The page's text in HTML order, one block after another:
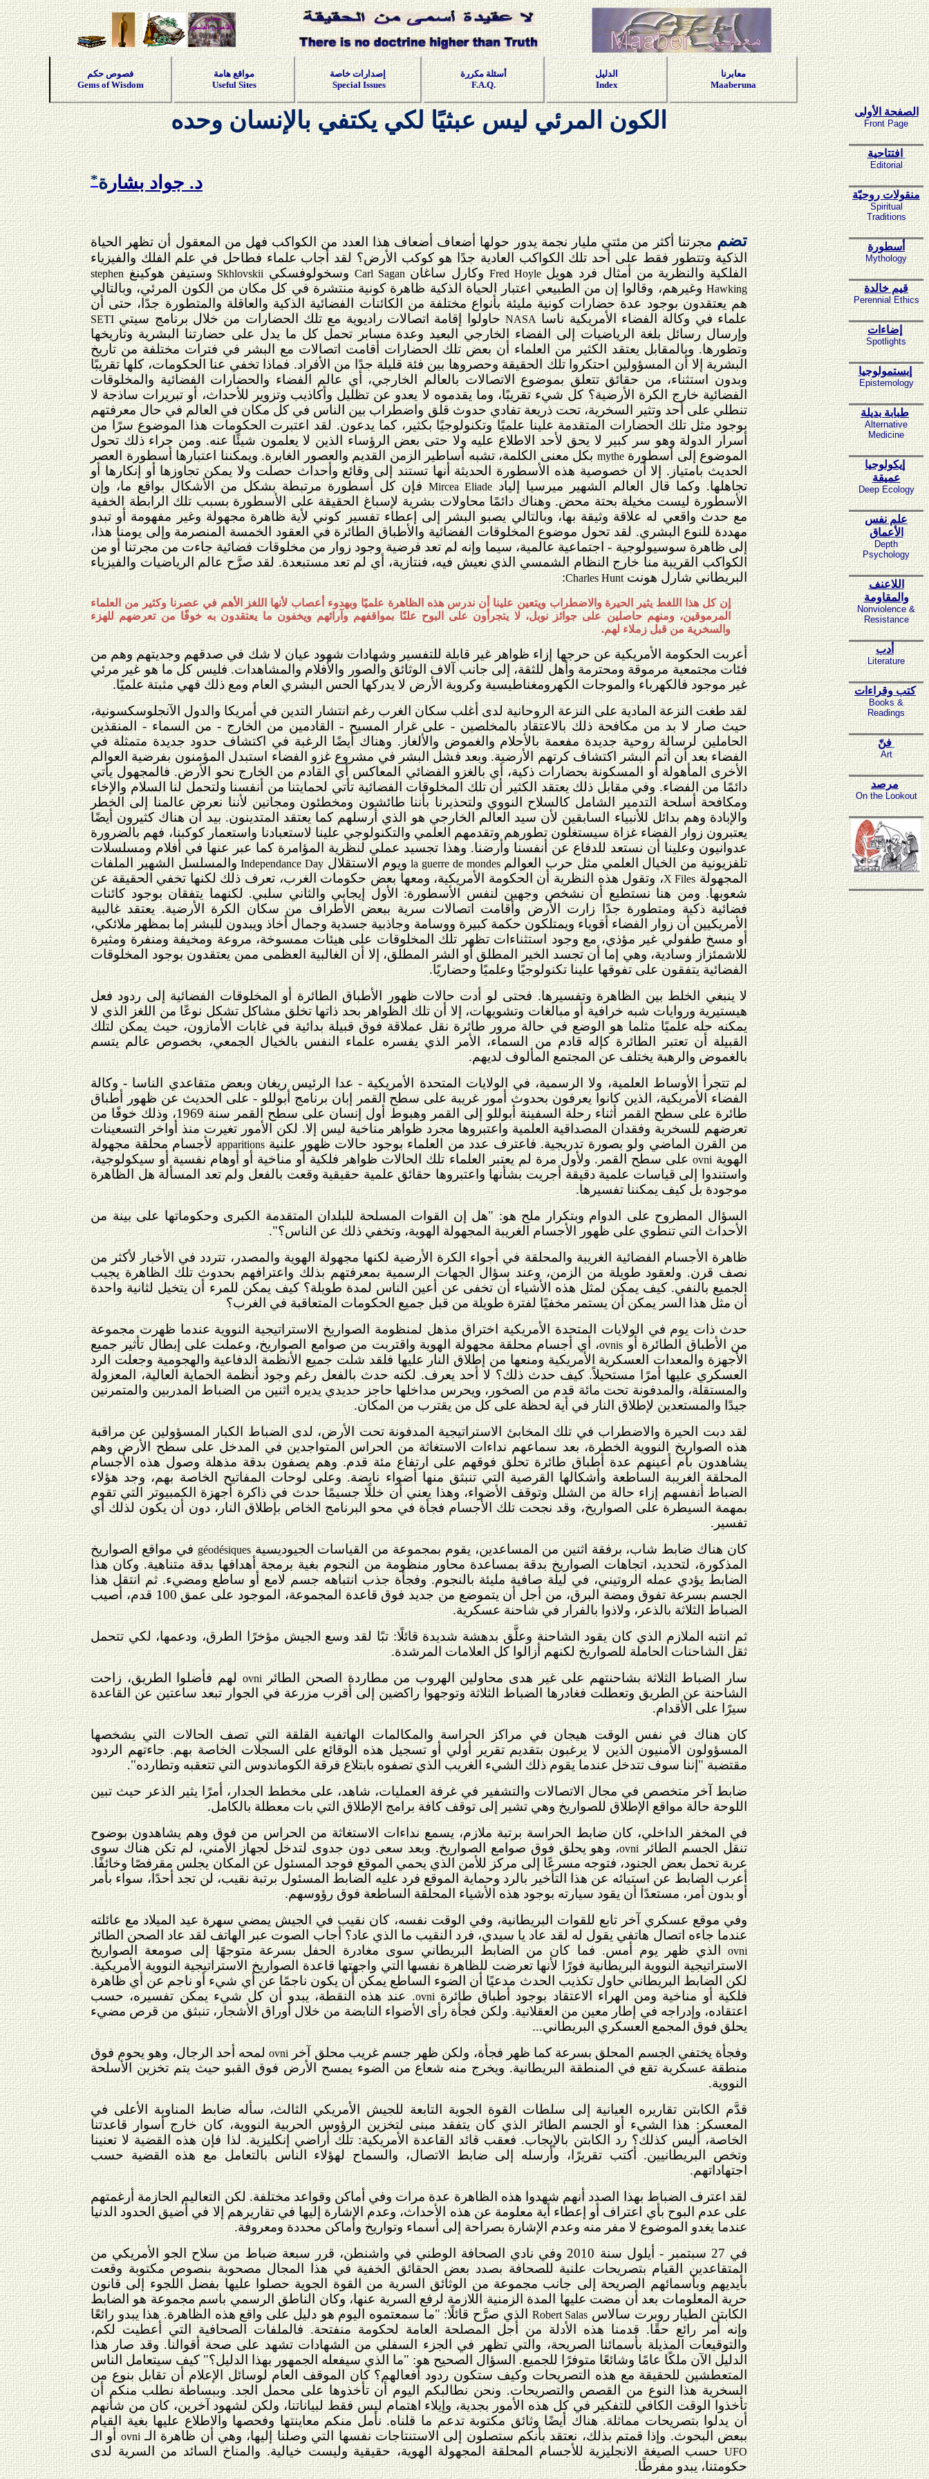
فصوص حكم
Gems of Wisdom
مواقع هامة
Useful Sites
إصدارات خاصة
Special Issues
أسئلة مكررة
F.A.Q.
الدليل
Index
معابرنا
Maaberuna
الكون المرئي ليس عبثيًا لكي يكتفي بالإنسان وحده
د. جواد بشارة*
تضم مجرتنا أكثر من مئتي مليار نجمة يدور حولها أضعاف أضعاف هذا العدد من الكواكب فهل من المعقول أن تظهر الحياة
الذكية وتتطور فقط على أحد تلك الكواكب العادية جدًا هو كوكب الأرض؟ لقد أجاب علماء فطاحل في علم الفلك والفيزياء
الفلكية والنظرية من أمثال فرد هويلFred Hoyle وكارل ساغانCarl Sagan وسخولوفسكيSkhlovskii وستيفن هوكينغstephen
Hawking وغيرهم، وقالوا إن من الطبيعي اعتبار الحياة الذكية ظاهرة كونية منتشرة في كل مكان من الكون المرئي، وبالتالي
هم يعتقدون بوجود عدة حضارات كونية مليئة بأنواع مختلفة من الكائنات الفضائية الذكية والعاقلة والمتطورة جدًا، حتى أن
علماء في وكالة الفضاء الأمريكية ناساNASAحاولوا إقامة اتصالات راديوية مع تلك الحضارات من خلال برنامج سيتيSETI
وإرسال رسائل بلغة الرياضيات إلى الفضاء الخارجي البعيد وعدة مسابر تحمل كل ما يدل على حضارتنا البشرية وتاريخها
وتطورها. وبالمقابل يعتقد الكثير من العلماء أن بعض تلك الحضارات أقامت اتصالات مع البشر في فترات مختلفة من تاريخ
البشرية إلا أن المسؤولين احتكروا تلك الحقيقة وحصروها بين فئة قليلة جدًا من الأفراد. فماذا تخفي عنا الحكومات، كلها تقريبًا
وبدون استثناء، من حقائق تتعلق بموضوع الاتصالات بالعالم الخارجي، أي عالم الفضاء والحضارات الفضائية والمخلوقات
الفضائية خارج الكرة الأرضية؟ كل شيء تقريبًا، وما يقدموه لا يعدو عن تظليل وأكاذيب وتزوير للأحداث، أو تبريرات ساذجة لا
تنطلي على أحد وتثير السخرية، تحت ذريعة تفادي حدوث قلق واضطراب بين الناس في كل مكان في العالم في حال معرفتهم
بوجود مثل تلك الحضارات المتقدمة علينا علميًا وتكنولوجيًا بكثير، كما يدعون. لقد اعتبرت الحكومات هذا الموضوع سرًا من
أسرار الدولة وهو سر كبير لا يحق لأحد الاطلاع عليه ولا حتى بعض الرؤساء الذين لا يعلمون شيئًا عنه. ومن جراء ذلك تحول
الموضوع إلى أسطورةmytheبكل معنى الكلمة، تشبه أساطير الزمن القديم والعصور الغابرة. ويمكننا اعتبارها أسطورة العصر
الحديث بامتياز. إلا أن خصوصية هذه الأسطورة الحديثة أنها تستند إلى وقائع وأحداث حصلت ولا يمكن تجاوزها أو إنكارها أو
تجاهلها. وكما قال العالم الشهير ميرسيا إليادMircea Eliadeفإن كل أسطورة مرتبطة بشكل من الأشكال بواقع ما، وإن
الأسطورة ليست مخيلة بحتة محض. وهناك دائمًا محاولات بشرية لإسباغ الحقيقة على الأسطورة بسبب تلك الرابطة الخفية
مع حدث واقعي له علاقة وثيقة بها، وبالتالي يصبو البشر إلى إعطاء تفسير كوني لأية ظاهرة مجهولة وغير مفهومة أو تبدو
مهددة للنوع البشري. لقد تحول موضوع المخلوقات الفضائية والأطباق الطائرة في العقود الخمسة المنصرمة وإلى يومنا هذا،
إلى ظاهرة سوسيولوجية - اجتماعية عالمية، سيما وإنه لم تعد فرضية وجود زوار من مخلوقات فضائية جاءت من مجرتنا أو من
الكواكب القريبة منا خارج النظام الشمسي الذي نعيش فيه، فنتازية، أي لم تعد مستبعدة. لقد صرَّح عالم الرياضيات والفيزياء
البريطاني شارل هونتCharles Hunt
:
إن كل هذا اللغط يثير الحيرة والاضطراب ويتعين علينا أن ندرس هذه الظاهرة علميًا وبهدوء أعصاب لأنها اللغز الأهم في عصرنا وكثير من العلماء
المرموقين، ومنهم حاصلين على جوائز نوبل، لا يتجرأون على البوح علنًا بمواقفهم وآرائهم ويخفون ما يعتقدون به خوفًا من تعرضهم للهزء
والسخرية من قبل زملاء لهم.
أعربت الحكومة الأمريكية عن حرجها إزاء ظواهر غير قابلة للتفسير وشهادات شهود عيان لا شك في صدقهم وجديتهم وهم من
فئات مجتمعية مرموقة ومحترمة وأهل للثقة، إلى جانب آلاف الوثائق والصور والأفلام والمشاهدات. فليس كل ما هو غير مرئي
غير موجود فالكهرباء والموجات الكهرومغناطيسية وكروية الأرض لا يدركها الحس البشري العام ومع ذلك فهي مثبتة علميًا.
لقد طغت النزعة المادية على النزعة الروحانية لدى أغلب سكان الغرب رغم انتشار التدين في أمريكا والدول الآنجلوسكسونية،
حيث صار لا بد من مكافحة ذلك بالاعتقاد بالمخلصين - على غرار المسيح - القادمين من الخارج - من السماء - المنقذين
الحاملين لرسالة روحية جديدة مفعمة بالأحلام والغموض والألغاز. وهناك أيضًا الرغبة في اكتشاف حدود جديدة متمثلة في
الفضاء بعد أن أتم البشر اكتشاف كرتهم الأرضية. وبعد فشل البشر في مشروع غزو الفضاء استبدل المؤمنون بفرضية العوالم
الأخرى المأهولة أو المسكونة بحضارات ذكية، أي بالغزو الفضائي المعاكس أي القادم من الخارج نحو الأرض. فالمجهول يأتي
دائمًا من الفضاء. وفي مقابل ذلك يعتقد الكثير أن تلك المخلوقات الفضائية تأتي لحمايتنا من أنفسنا ولتحمل لنا السلام والإخاء
ومكافحة أسلحة التدمير الشامل كالسلاح النووي ولتحذيرنا بأننا طائشون ومخطئون ومجانين لأننا نعرض عالمنا إلى الخطر
والإبادة وهم بدائل للأنبياء السابقين لأن سيد العالم الخارجي هو الذي أرسلهم كما يعتقد المتدينون. بيد أن هناك كثيرون أيضًا
يعتبرون زوار الفضاء غزاة سيستغلون تطورهم وتقدمهم العلمي والتكنولوجي علينا لاستعبادنا واستعمار كوكبنا، فهم بالضرورة
عدوانيون وعلينا أن نستعد للدفاع عن أنفسنا وأرضنا. وهذا تجسيد عملي لنظرية المؤامرة كما عبر عنها في أفلام ومسلسلات
تلفزيونية من الخيال العلمي مثل حرب العوالمla guerre de mondes ويوم الاستقلالIndependance Day والمسلسل الشهير الملفات
المجهولةX Files، وتقول هذه النظرية أن الحكومة الأمريكية، ومعها بعض حكومات الغرب، تعرف ذلك لكنها تخفي الحقيقة عن
شعوبها. ومن هنا نستطيع أن نشخص وجهين لنفس الأسطورة: الأول إيجابي والثاني سلبي. لكنهما يتفقان بوجود كائنات
فضائية ذكية ومتطورة جدًا زارت الأرض وأقامت اتصالات سرية ببعض الأطراف من سكان الكرة الأرضية. يعتقد غالبية
الأمريكيين أن زوار الفضاء أقوياء ويمتلكون حكمة كبيرة ووسامة وجاذبية جسدية وجمال أخاذ ويبدون للبشر إما بمظهر ملائكي،
أو مسخ طفولي غير مؤذي، مع وجود استثناءات تظهر تلك المخلوقات على هيئات ممسوخة، مروعة ومخيفة ومنفرة ومثيرة
للاشمئزاز وسادية، وهي إما أن تجسد الخير المطلق أو الشر المطلق، إلا أن الغالبية العظمى ممن يعتقدون بوجود المخلوقات
الفضائية يتفقون على تفوقها علينا تكنولوجيًا وعلميًا وحضاريًا.
لا ينبغي الخلط بين الظاهرة وتفسيرها. فحتى لو أدت حالات ظهور الأطباق الطائرة أو المخلوقات الفضائية إلى ردود فعل
هيستيرية وروايات شبه خرافية أو مبالغات وتشويهات، إلا أن تلك الظواهر بحد ذاتها تخلق مشاكل تشكل نوعًا من اللغز الذي لا
يمكنه حله علميًا مثلما هو الوضع في حالة مرور طائرة نقل عملاقة فوق قبيلة بدائية في غابات الأمازون، حيث يمكن لتلك
القبيلة أن تعتبر الطائرة كإله قادم من السماء، الأمر الذي يفسره علماء النفس بالخيال الجمعي، بخصوص عالم يتسم
بالغموض والرهبة يختلف عن المجتمع المألوف لديهم.
لم تتجرأ الأوساط العلمية، ولا الرسمية، في الولايات المتحدة الأمريكية - عدا الرئيس ريغان وبعض متقاعدي الناسا - وكالة
الفضاء الأمريكية، الذين كانوا يعرفون بحدوث أمور غريبة على سطح القمر إبان برنامج أبوللو - على الحديث عن ظهور أطباق
طائرة على سطح القمر أثناء رحلة السفينة أبوللو إلى القمر وهبوط أول إنسان على سطح القمر سنة 1969، وذلك خوفًا من
تعرضهم للسخرية وفقدان المصداقية العلمية واعتبروها مجرد ظواهر مناخية ليس إلا. لكن الأمور تغيرت منذ أواخر التسعينات
من القرن الماضي ولو بصورة تدريجية. فاعترف عدد من العلماء بوجود حالات ظهور علنيةapparitionsلأجسام محلقة مجهولة
الهويةovniعلى سطح القمر. ولأول مرة لم يعتبر العلماء تلك الحالات ظواهر فلكية أو مناخية أو أوهام نفسية أو سيكولوجية،
واستندوا إلى قياسات علمية دقيقة أجريت بشأنها واعتبروها حقائق علمية حقيقية وقعت بالفعل ولم تعد المسألة هل الظاهرة
موجودة بل كيف يمكننا تفسيرها.
السؤال المطروح على الدوام وبتكرار ملح هو: "هل إن القوات المسلحة للبلدان المتقدمة الكبرى وحكوماتها على بينة من
الأحداث التي تنطوي على ظهور الأجسام الغريبة المجهولة الهوية، وتخفي ذلك عن الناس؟".
ظاهرة الأجسام الفضائية الغريبة والمحلقة في أجواء الكرة الأرضية لكنها مجهولة الهوية والمصدر، تتردد في الأخبار لأكثر من
نصف قرن. ولعقود طويلة من الزمن، وعند سؤال الجهات الرسمية بمعرفتهم بذلك واعترافهم بحدوث تلك الظاهرة يجيب
الجميع بالنفي. كيف يمكن لمثل هذه الأشياء أن تخفى عن أعين الناس لمدة طويلة؟ كيف يمكن للمرء أن يتخيل لثانية واحدة
أن مثل هذا السر يمكن أن يستمر مخفيًا لفترة طويلة من قبل جميع الحكومات المتعاقبة في الغرب؟
حدث ذات يوم في الولايات المتحدة الأمريكية اختراق مذهل لمنظومة الصواريخ الاستراتيجية النووية عندما ظهرت مجموعة
من الأطباق الطائرة أوovnis، أي أجسام محلقة مجهولة الهوية واقتربت من صوامع الصواريخ، وعملت على إبطال تأثير جميع
الأجهزة والمعدات العسكرية الأمريكية ومنعها من إطلاق النار عليها فلقد شلت جميع الأنظمة الدفاعية والهجومية وجعلت الرد
العسكري عليها أمرًا مستحيلاً. كيف حدث ذلك؟ لا أحد يعرف. لكنه حدث بالفعل رغم وجود أنظمة الحماية العالية، المعزولة
والمستقلة، والمدفونة تحت مائة قدم من الصخور، ويحرس مداخلها حاجز حديدي يديره اثنين من الضباط المدربين والمتمرنين
جيدًا والمستعدين لإطلاق النار في أية لحظة على كل من يقترب من المكان.
لقد دبت الحيرة والاضطراب في تلك المخابئ الاستراتيجية المدفونة تحت الأرض، لدى الضباط الكبار المسؤولين عن مراقبة
هذه الصواريخ النووية الخطرة، بعد سماعهم نداءات الاستغاثة من الحراس المتواجدين في المدخل على سطح الأرض وهم
يشاهدون بأم أعينهم عدة أطباق طائرة تحلق فوقهم على ارتفاع مئة قدم. وهم يصفون بدقة مذهلة وصول هذه الأجسام
المحلقة الغريبة الساطعة وأشكالها القرصية التي تنبثق منها أضواء نابضة. وعلى لوحات المفاتيح الخاصة بهم، وجد هؤلاء
الضباط أنفسهم إزاء حالة من الشلل وتوقف الأضواء، وهذا يعني أن خللًا جسيمًا حدث في ذاكرة أجهزة الكمبيوتر التي تقوم
بمهمة السيطرة على الصواريخ، وقد نجحت تلك الأجسام فجأة في محو البرنامج الخاص بإطلاق النار، دون أن يكون لذلك أي
تفسير.
كان هناك ضابط شاب، برفقة اثنين من المساعدين، يقوم بمجموعة من القياسات الجيوديسيةgéodésiques في مواقع الصواريخ
المذكورة، لتحديد، اتجاهات الصواريخ بدقة بمساعدة محاور منظومة من النجوم بغية برمجة أهدافها بدقة متناهية. وكان هذا
الضابط يؤدي عمله الروتيني، في ليلة صافية مليئة بالنجوم. وفجأة جذب انتباهه جسم لامع أو ساطع ومضيء. ثم انتقل هذا
الجسم بسرعة تفوق ومضة البرق، من أجل أن يتموضع من جديد فوق قاعدة المجموعة، الموجود على عمق 100 قدم، أصيب
الضباط الثلاثة بالذعر، ولاذوا بالفرار في شاحنة عسكرية.
ثم انتبه الملازم الذي كان يقود الشاحنة وعلَّق بدهشة شديدة قائلًا: تبًا لقد وسع الجيش مؤخرًا الطرق، ودعمها، لكي تتحمل
ثقل الشاحنات الحاملة للصواريخ لكنهم أزالوا كل العلامات المرشدة.
سار الضباط الثلاثة بشاحنتهم على غير هدى محاولين الهروب من مطاردة الصحن الطائرovniلهم فأضلوا الطريق، زاحت
الشاحنة عن الطريق وتعطلت فغادرها الضباط الثلاثة وتوجهوا راكضين إلى أقرب مزرعة في الجوار تبعد ساعتين عن القاعدة
سيرًا على الأقدام.
كان هناك في نفس الوقت هيجان في مراكز الحراسة والمكالمات الهاتفية القلقة التي تصف الحالات التي يشخصها
المسؤولون الأمنيون الذين لا يرغبون بتقديم تقرير أولي أو تسجيل هذه الوقائع على السجلات الخاصة بهم. جاءتهم الردود
مقتضبة "إننا سوف تتدخل عندما يقوم ذلك الشيء الغريب الذي تصفوه بابتلاع فرقة الكوماندوس التي تتعقبه وتطارده".
ضابط آخر متخصص في مجال الاتصالات والتشفير في غرفة العمليات، شاهد، على مخطط الجدار، أمرًا يثير الذعر حيث تبين
اللوحة حالة مواقع الإطلاق للصواريخ وهي تشير إلى توقف كافة برامج الإطلاق التي بات معطلة بالكامل.
في المخفر الداخلي، كان ضابط الحراسة برتبة ملازم، يسمع نداءات الاستغاثة من الحراس من فوق وهم يشاهدون بوضوح
تنقل الجسم الطائرovni، وهو يحلق فوق صوامع الصواريخ. وبعد سعى دون جدوى لتدخل لجهاز الأمني، لم تكن هناك سوى
عربة تحمل بعض الجنود، فتوجه مسرعًا إلى مركز للأمن الذي يحمي الموقع فوجد المسئول عن المكان يجلس مقرفصًا وخائفًا.
أعرب الضابط عن استيائه عن هذا التأخير بالرد وحماية الموقع فرد عليه الضابط المسئول برتبة نقيب، لن تجد أحدًا، سواء بأمر
أو بدون أمر، مستعدًا أن يقود سيارته بوجود هذه الأشياء المحلقة الساطعة فوق رؤوسهم.
وفي موقع عسكري آخر تابع للقوات البريطانية، وفي الوقت نفسه، كان نقيب في الجيش يمضي سهرة عيد الميلاد مع عائلته
عندما جاءه اتصال هاتفي يقول له لقد عاد يا سيدي، فرد النقيب ما الذي عاد؟ أجاب الصوت عبر الهاتف لقد عاد الصحن الطائر
ovniالذي ظهر يوم أمس. فما كان من الضابط البريطاني سوى مغادرة الحفل بسرعة متوجهًا إلى صومعة الصواريخ
الاستراتيجية النووية البريطانية فورًا لأنها تعرضت للظاهرة نفسها التي واجهتها قاعدة الصواريخ الاستراتيجية النووية الأمريكية.
لكن الضابط البريطاني حاول تكذيب الحدث مدعيًا أن الضوء الساطع يمكن أن يكون ناجمًا عن أي شيء أو ناجم عن أي ظاهرة
فلكية أو مناخية ومن الهراء الاعتقاد بوجود أطباق طائرةovni. عند هذه النقطة، يبدو أن كل شيء يمكن تفسيره، حسب
اعتقاده، وإدراجه في إطار معين من العقلانية. ولكن فجأة رأى الأضواء النابضة من خلال أوراق الأشجار، تنبثق من قرص مضيء
يحلق فوق المجمع العسكري البريطاني...
وفجأة يختفي الجسم المحلق بسرعة كما ظهر فجأة، ولكن ظهر جسم غريب محلق آخرovniلمحه أحد الرجال، وهو يحوم فوق
منطقة عسكرية تقع في المنطقة البريطانية. ويخرج منه شعاع من الضوء يمسح الأرض فوق القبو حيث يتم تخزين الأسلحة
النووية.
قدَّم الكابتن تقاريره العيانية إلى سلطات القوة الجوية التابعة للجيش الأمريكي الثالث، سأله ضابط المناوبة الأعلى في
المعسكر: هذا الشيء أو الجسم الطائر الذي كان يتفقد مبنى لتخزين الرؤوس الحربية النووية، كان خارج أسوار قاعدتنا
الخاصة، أليس كذلك؟رد الكابتن بالإيجاب.فعقب قائد القاعدة الأمريكية: تلك أراضي إنكليزية. لذا فإن هذه القضية لا تعنينا
وتخص البريطانيين. أكتب تقريرًا، وأرسله إلى ضابط الاتصال، والسماح لهؤلاء الناس بالتعامل مع هذه القضية حسب
اجتهاداتهم.
لقد اعترف الضباط بهذا الصدد أنهم شهدوا هذه الظاهرة عدة مرات وفي أماكن وقواعد مختلفة. لكن التعاليم الحازمة أرغمتهم
على عدم البوح بأي اعتراف أو إعطاء أية معلومة عن هذه الأحداث، وعدم الإشارة إليها في تقاريرهم إلا في أضيق الحدود الدنيا
عندما يغدو الموضوع لا مفر منه وعدم الإشارة بصراحة إلى أسماء وتواريخ وأماكن محددة ومعروفة.
في 27 سبتمبر - أيلول سنة 2010 وفي نادي الصحافة الوطني في واشنطن، قرر سبعة ضباط من سلاح الجو الأمريكي من
المتقاعدين القيام بتصريحات علنية للصحافة بصدد بعض الحقائق الخفية في هذا المجال مصحوبة بنصوص مكتوبة وقعت
بأيديهم وبأسمائهم الصريحة إلى جانب مجموعة من الوثائق السرية من القوة الجوية حصلوا عليها بفضل اللجوء إلى قانون
حرية المعلومات بعد أن مضت عليها المدة الزمنية اللازمة لرفع السرية عنها، وكان الناطق الرسمي باسم مجموعة هو الضابط
الكابتن الطيار روبرت سالاسRobert Salas الذي صرَّح قائلًا: "ما سمعتموه اليوم هو دليل على واقع هذه الظاهرة. هذا يبدو رائعًا
وإنه أمر رائع حقًا. قدمنا هذه الأدلة من أجل المصلحة العامة لحكومة منفتحة. فالملفات الصحافية التي أعطيت لكم،
والتوقيعات المذيلة بأسمائنا الصريحة، والتي تظهر في الجزء السفلي من الشهادات تشهد على صحة أقوالنا. وقد صار هذا
الدليل الآن ملكًا عامًا وشائعًا متوفرًا للجميع. السؤال الصحيح هو: "ما الذي سيفعله الجمهور بهذا الدليل؟" كيف سيتعامل الناس
المتعطشين للحقيقة مع هذه التصريحات وكيف ستكون ردود أفعالهم؟ كان الموقف العام لوسائل الإعلام أن تقابل بنوع من
السخرية هذا النوع من القصص والتصريحات. ونحن نطالبكم اليوم أن تأخذوها على محمل الجد. وببساطة نطلب منكم أن
تأخذوا الوقت الكافي للتفكير في كل هذه الأمور بجدية، وإيلاء اهتمام ليس فقط لبياناتنا، ولكن لشهود آخرين، كان من شأنهم
أن يدلوا بتصريحات مماثلة. هناك أيضًا وثائق مكتوبة تدعم ما قلناه. نأمل منكم معاينتها وفحصها والاطلاع عليها بغية القيام
ببعض البحوث. وإذا قمتم بذلك، نعتقد بأنكم ستصلون إلى الاستنتاجات نفسها التي وصلنا إليها، وهي أن ظاهرة الـovni أو الـ
UFO حسب الصيغة الانجليزية للأجسام المحلقة المجهولة الهوية، حقيقية وليست خيالية. والمناخ السائد من السرية لدى
حكومتنا، يبدو مفرطًا.
الصفحة الأولى
Front Page
افتتاحية
Editorial
منقولات روحيّة
Spiritual
Traditions
أسطورة
Mythology
قيم خالدة
Perennial Ethics
إضاءات
Spotlights
إبستمولوجيا
Epistemology
طبابة بديلة
Alternative
Medicine
إيكولوجيا
عميقة
Deep Ecology
علم نفس
الأعماق
Depth
Psychology
اللاعنف
والمقاومة
Nonviolence &
Resistance
أدب
Literature
كتب وقراءات
Books &
Readings
فنّ
Art
مرصد
On the Lookout